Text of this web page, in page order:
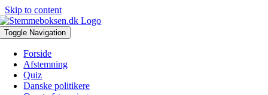
Skip to content
Toggle Navigation
Forside
Afstemning
Quiz
Danske politikere